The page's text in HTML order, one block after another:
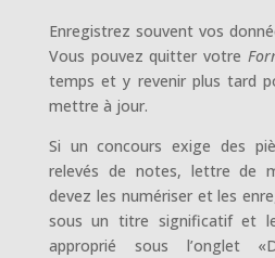
Enregistrez souvent vos
Vous pouvez quitter votre
temps et y revenir plus tard
mettre à jour.
Si un concours exige des
relevés de notes, lettre de
devez les numériser et les
sous un titre significatif et
approprié sous l’onglet